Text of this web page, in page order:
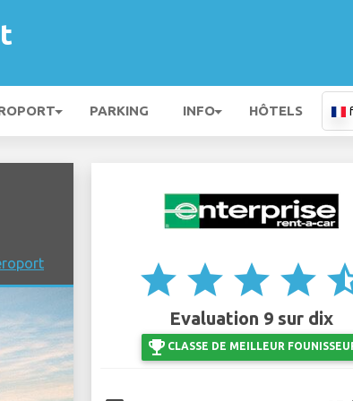
PARKING INFO HÔTELS
star star star star
Evaluation 9 sur dix
emoji_events CLASSE DE MEILLEUR